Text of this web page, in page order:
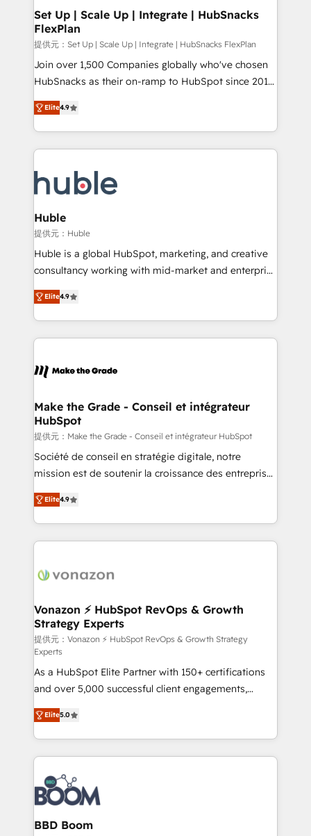
Award 🏆2020 Elite Solutions Partner 🏆2019
Integrations HubSpot Impact Award 🏆2019
Marketing Enablement HubSpot Impact Award 🏆
2018 Website Design HubSpot Impact Award 🏆2017
Website Design HubSpot Impact Award 🏆2016
Sales Enablement HubSpot Impact Award 🏆2015
Growth-Driven Design Agency of the Year 🏆2015
COS Design Award 🏆2013 HubSpot Marketplace
Provider of the Year 🏆2011 Became a HubSpot
Partner 📆Founded in 1997
Set Up | Scale Up | Integrate | HubSnacks
FlexPlan
提供元：Set Up | Scale Up | Integrate | HubSnacks FlexPlan
Join over 1,500 Companies globally who've chosen
HubSnacks as their on-ramp to HubSpot since 2014
Simple pay-as-you-go plans that accelerate value...
1️⃣ Set Up | Onboarding New or Check-fixing existing
HubSpot portals 2️⃣ Scale Up | 100% HubSpot Task
Execution... Global 24/7 ... All Experts 3️⃣ Integrate |
Slash months from your API Integration project... ⬅️
Click "Contact Business" ⬅️ to access 150+ Kickstart
Integration templates that put HubSpot in the center
of your tech stack, syncing... 🛍️ Shopify or
WooCommerce 💲 Stripe or Paypal 💰 Sage or
Netsuite 🤖 Google or Microsoft ✍️ DocuSign or
the rare Advanced "Custom Integrations"
Accreditation, securely sync data across... 🔄 any
new HubSpot portal with Advanced Website and
CRM Migrations using our in-house "HubScrub" Tool.
Elite4.9
Huble
提供元：Huble
Huble is a global HubSpot, marketing, and creative
consultancy working with mid-market and enterprise
businesses. We go beyond implementation, shaping
the strategy, processes, and teams that turn
HubSpot into a genuine growth engine. Named
HubSpot's Global Partner of the Year in 2024,
worldwide, and with over 15 years in the ecosystem,
One company, one operating model, delivering
across offices and consulting teams in the UK, USA,
Canada, Germany, France, Belgium, Singapore, and
South Africa. Certified compliant with ISO/IEC
27001:2022 and ISO 9001:2015 across all seven
Elite4.9
Make the Grade - Conseil et intégrateur
HubSpot
提供元：Make the Grade - Conseil et intégrateur HubSpot
Société de conseil en stratégie digitale, notre
mission est de soutenir la croissance des entreprises
B2B à travers l’acquisition de nouveaux clients,
l'intégration CRM et le développement des revenus
auprès de vos comptes existants. En France et à
l'international, nous travaillons avec des ETI
delà d’une simple transformation digitale et des
➤ L’intégration de CRM et de méthodologie RevOps
pour aligner les équipes marketing, commerciales et
support client (data migration, synchronisation API,
audit et maintenance) ➤ La création de sites internet
de conversion qui transforment les visiteurs en
opportunités d'affaires ➤ La mise en place de
stratégies d'acquisition marketing (SEO, SEA,
inbound, automatisation marketing, ABM, IA,
emailing) Informations clés : - 10 ans d'expérience -
100+ intégrations CRM HubSpot réussies - 40
experts conseil - 150 certifications HubSpot
cumulées
Elite4.9
Vonazon ⚡ HubSpot RevOps & Growth
Strategy Experts
提供元：Vonazon ⚡ HubSpot RevOps & Growth Strategy
Experts
As a HubSpot Elite Partner with 150+ certifications
and over 5,000 successful client engagements,
Vonazon turns marketing complexity into
measurable, scalable growth. From onboarding to
enterprise-grade campaigns, our in-house team
builds scalable strategies that drive long-term
revenue. ⚙️ HubSpot Integration & Optimization •
Seamless CRM, CMS, and automation setup •
Complex platform migrations and data cleanups •
Custom APIs and third-party integrations 📈 End-to-
Elite5.0
BBD Boom